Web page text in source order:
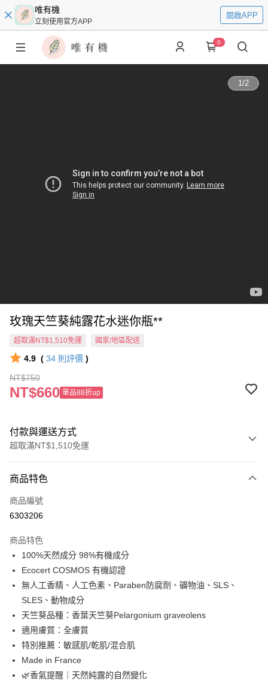
唯有機
立刻使用官方APP
開啟APP
0
1/2
玫瑰天竺葵純露花水迷你瓶**
超取滿NT$1,510免運 國家/地區配送
4.9 ( 34 則評價 )
NT$750
NT$660 單品88折up
付款與運送方式
超取滿NT$1,510免運
信用卡一次付款
信用卡分期付款
合作金庫商業銀行
華南商業銀行
上海商業儲蓄銀行
國泰世華商業銀行
兆豐國際商業銀行
臺灣中小企業銀行
匯豐（台灣）商業銀行
聯邦商業銀行
遠東國際商業銀行
元大商業銀行
玉山商業銀行
台新國際商業銀行
台灣樂天信用卡公司
超商取貨付款
LINE Pay
悠遊付
全盈+PAY
商品特色
商品編號
6303206
商品特色
100%天然成分 98%有機成分
Ecocert COSMOS 有機認證
無人工香精、人工色素、Paraben防腐劑、礦物油、SLS、
SLES、動物成分
天竺葵品種：香葉天竺葵Pelargonium graveolens
適用膚質：全膚質
特別推薦：敏感肌/乾肌/混合肌
Made in France
🌿香氣提醒｜天然純露的自然變化